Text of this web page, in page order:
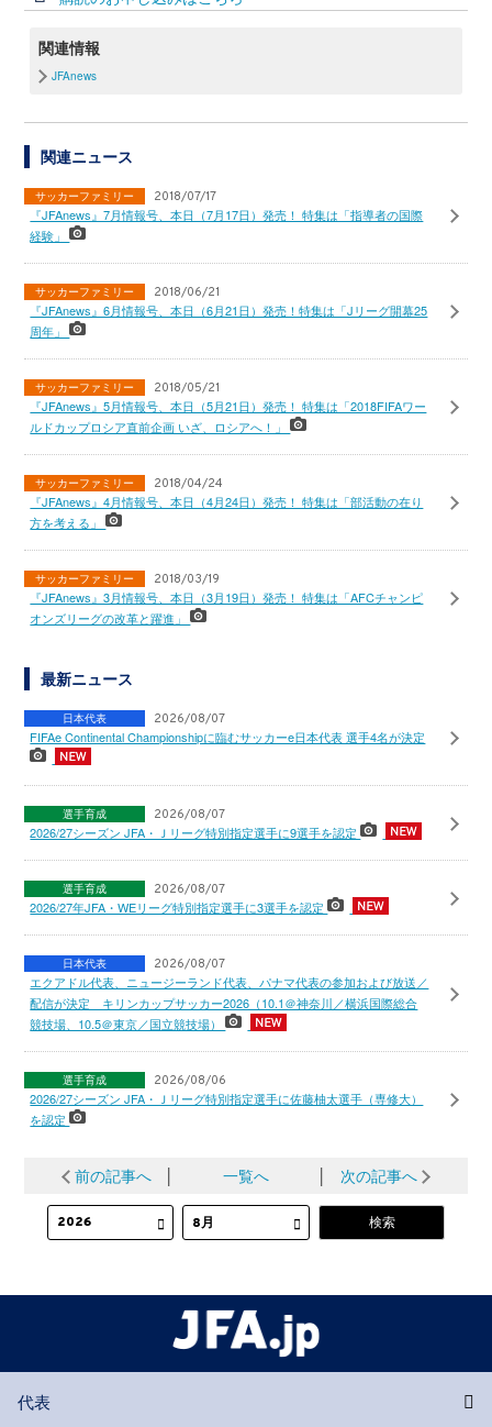
関連情報
JFAnews
関連ニュース
サッカーファミリー 2018/07/17
『JFAnews』7月情報号、本日（7月17日）発売！ 特集は「指導者の国際
経験」
サッカーファミリー 2018/06/21
『JFAnews』6月情報号、本日（6月21日）発売！特集は「Jリーグ開幕25
周年」
サッカーファミリー 2018/05/21
『JFAnews』5月情報号、本日（5月21日）発売！ 特集は「2018FIFAワー
ルドカップロシア直前企画 いざ、ロシアへ！」
サッカーファミリー 2018/04/24
『JFAnews』4月情報号、本日（4月24日）発売！ 特集は「部活動の在り
方を考える」
サッカーファミリー 2018/03/19
『JFAnews』3月情報号、本日（3月19日）発売！ 特集は「AFCチャンピ
オンズリーグの改革と躍進」
最新ニュース
日本代表 2026/08/07
FIFAe Continental Championshipに臨むサッカーe日本代表 選手4名が決定
選手育成 2026/08/07
2026/27シーズン JFA・Ｊリーグ特別指定選手に9選手を認定
選手育成 2026/08/07
2026/27年JFA・WEリーグ特別指定選手に3選手を認定
日本代表 2026/08/07
エクアドル代表、ニュージーランド代表、パナマ代表の参加および放送／
配信が決定 キリンカップサッカー2026（10.1＠神奈川／横浜国際総合
競技場、10.5＠東京／国立競技場）
選手育成 2026/08/06
2026/27シーズン JFA・Ｊリーグ特別指定選手に佐藤柚太選手（専修大）
を認定
前の記事へ 一覧へ 次の記事へ
代表